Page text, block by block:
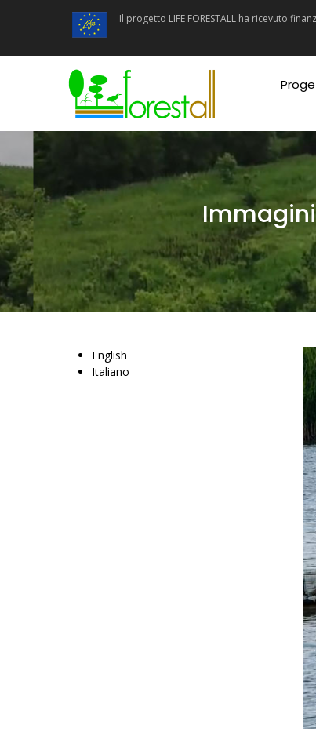
principale
Il progetto LIFE FORESTALL ha ricevuto
English
Italiano